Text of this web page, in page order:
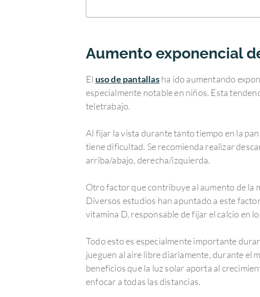
Aumento exponencial
El uso de pantallasha ido aumentando
especialmente notable en niños. Esta
teletrabajo.
Al fijar la vista durante tanto tiempo en la
tiene dificultad. Se recomienda realizar
arriba/abajo, derecha/izquierda.
Otro factor que contribuye al aumento de la
Diversos estudios han apuntado a este
vitamina D, responsable de fijar el calcio en
Todo esto es especialmente importante
jueguen al aire libre diariamente, durante el
beneficios que la luz solar aporta al
enfocar a todas las distancias.